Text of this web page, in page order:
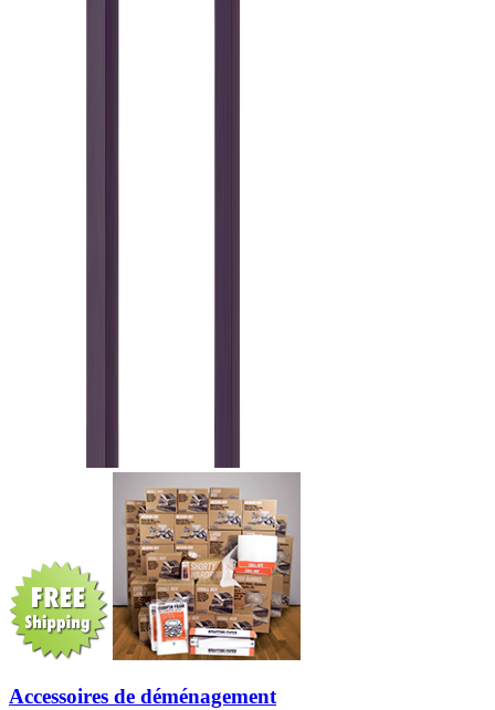
Accessoires de déménagement